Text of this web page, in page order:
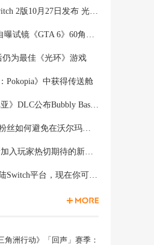
《我的世界》Switch 2版10月27日发布 光照阴影升级
《GTA 5》演员自曝试镜《GTA 6》60角色均未获回复
仍为最佳《光环》游戏
Pokopia》中获得传送舱
《宝可梦 宝可比亚》DLC公布Bubbly Basin Habitat Dex列表
《宝可梦TCG》粉丝如何避免在沃尔玛周三被“烤”
Xbox Insider更新加入玩家热切期待的新功能
《谎言之国》登陆Switch平台，现在你可以在厕所里愤怒退出游戏
角洲行动》「回声」赛季：